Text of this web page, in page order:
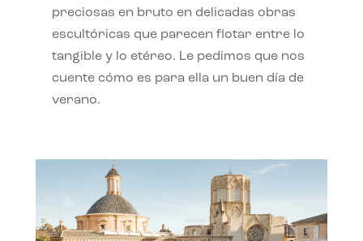
preciosas en bruto en delicadas obras
escultóricas que parecen flotar entre lo
tangible y lo etéreo. Le pedimos que nos
cuente cómo es para ella un buen día de
verano.